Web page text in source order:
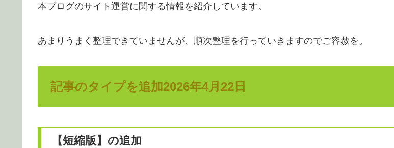
本ブログのサイト運営に関する情報を紹介しています。
あまりうまく整理できていませんが、順次整理を行っていきますのでご容赦を。
記事のタイプを追加2026年4月22日
【短縮版】の追加